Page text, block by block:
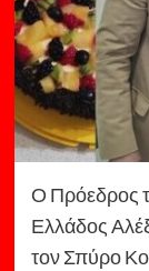
Ο Πρόεδρος
Ελλάδος
τον Σπύρο